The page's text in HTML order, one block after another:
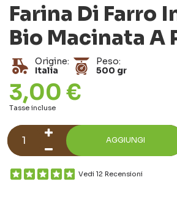
Farina Di Farro
Bio Macinata A
Origine:
Italia
Peso:
500 gr
3,00 €
Tasse incluse
AGGIUNGI
Vedi 12 Recensioni